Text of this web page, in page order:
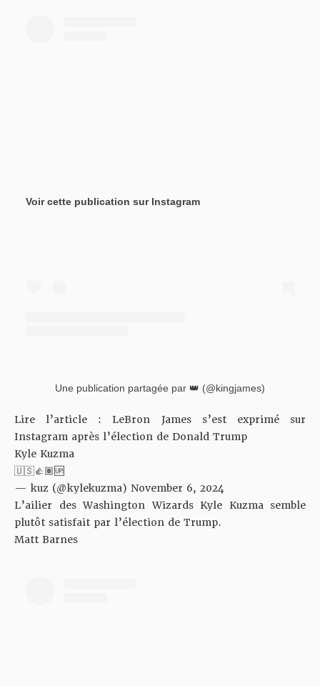
Voir cette publication sur Instagram
Une publication partagée par 👑 (@kingjames)
Lire l’article : LeBron James s’est exprimé sur
Instagram après l’élection de Donald Trump
Kyle Kuzma
🇺🇸👍🏽🆙
— kuz (@kylekuzma) November 6, 2024
L’ailier des Washington Wizards Kyle Kuzma semble
plutôt satisfait par l’élection de Trump.
Matt Barnes